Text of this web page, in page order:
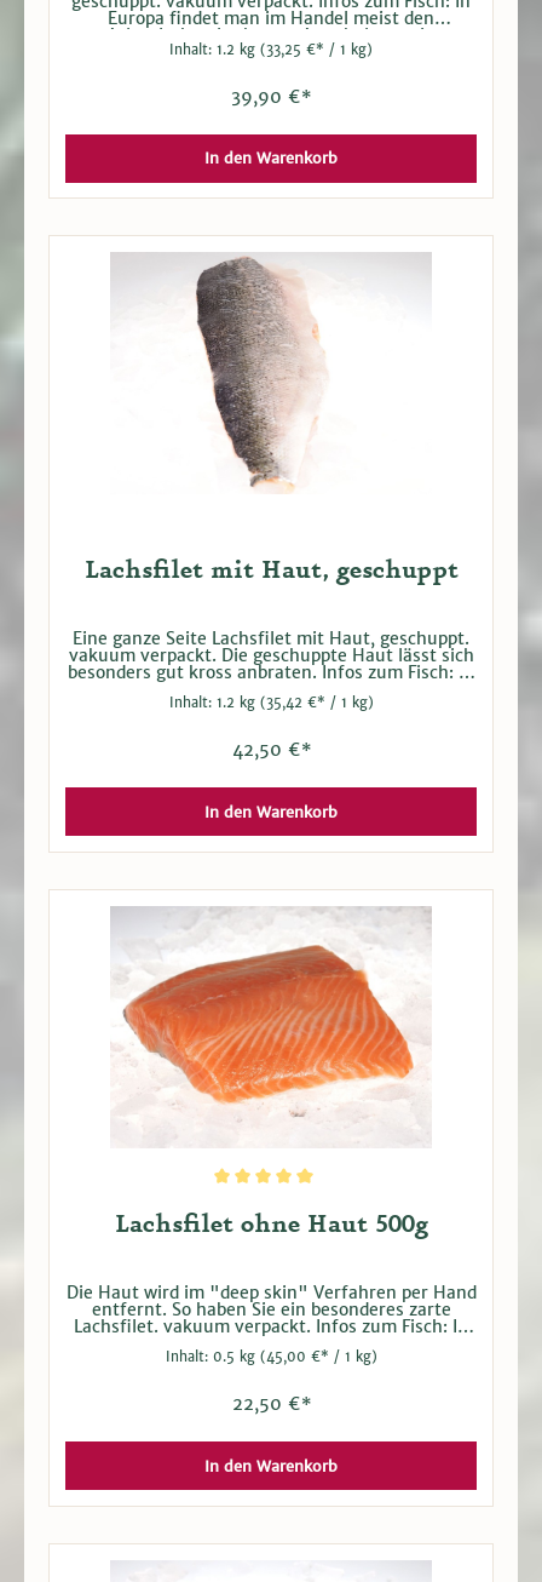
Europa findet man im Handel meist den
Atlantischen Lachs aus Aquakulturen in
Norwegen. Ob gegrillt, gebraten, geräuchert,
sehr beliebt. Neben dem guten Geschmack
überzeugt er auch durch einen hohen Anteil an
Inhalt: 1.2 kg (33,25 €* / 1 kg)
39,90 €*
In den Warenkorb
Lachsfilet mit Haut, geschuppt
Eine ganze Seite Lachsfilet mit Haut, geschuppt.
vakuum verpackt. Die geschuppte Haut lässt sich
besonders gut kross anbraten. Infos zum Fisch: In
Europa findet man im Handel meist den
Atlantischen Lachs aus Aquakulturen in
gekocht oder mariniert: Lachs ist in Deutschland
sehr beliebt. Neben dem guten Geschmack
wertvollen Omega-3-Fettsäuren.
Inhalt: 1.2 kg (35,42 €* / 1 kg)
42,50 €*
In den Warenkorb
Lachsfilet ohne Haut 500g
Die Haut wird im "deep skin" Verfahren per Hand
entfernt. So haben Sie ein besonderes zarte
Lachsfilet. vakuum verpackt. Infos zum Fisch: In
Europa findet man im Handel meist den
Atlantischen Lachs aus Aquakulturen in
gekocht oder mariniert: Lachs ist in Deutschland
sehr beliebt. Neben dem guten Geschmack
wertvollen Omega-3-Fettsäuren.
Inhalt: 0.5 kg (45,00 €* / 1 kg)
22,50 €*
In den Warenkorb